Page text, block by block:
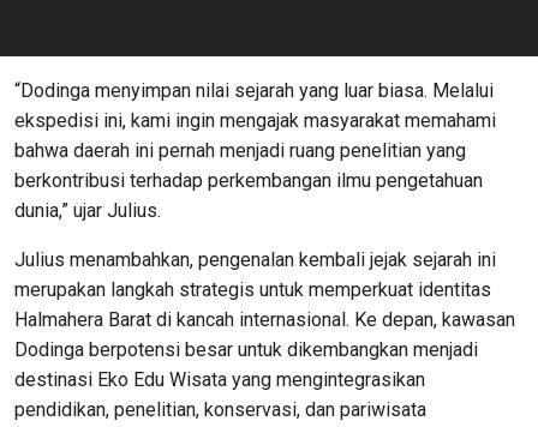
“Dodinga menyimpan nilai sejarah yang luar biasa. Melalui
ekspedisi ini, kami ingin mengajak masyarakat memahami
bahwa daerah ini pernah menjadi ruang penelitian yang
berkontribusi terhadap perkembangan ilmu pengetahuan
dunia,” ujar Julius.
Julius menambahkan, pengenalan kembali jejak sejarah ini
merupakan langkah strategis untuk memperkuat identitas
Halmahera Barat di kancah internasional. Ke depan, kawasan
Dodinga berpotensi besar untuk dikembangkan menjadi
destinasi Eko Edu Wisata yang mengintegrasikan
pendidikan, penelitian, konservasi, dan pariwisata